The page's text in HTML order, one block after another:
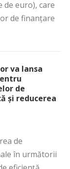
de euro), care
de finanţare
va lansa
de
şi reducerea
de
în următorii